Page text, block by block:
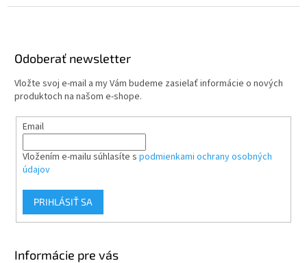
Odoberať newsletter
Vložte svoj e-mail a my Vám budeme zasielať informácie o nových
produktoch na našom e-shope.
Email
Vložením e-mailu súhlasíte s podmienkami ochrany osobných
údajov
PRIHLÁSIŤ SA
Informácie pre vás